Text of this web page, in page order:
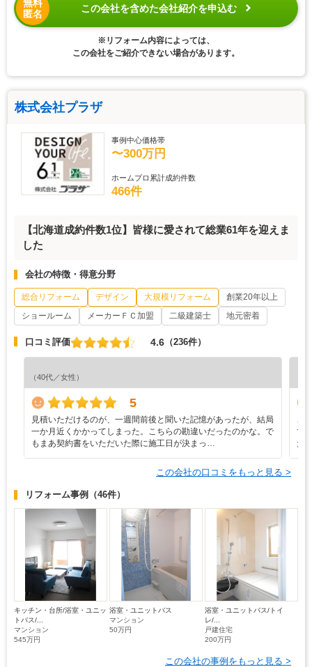
無料
匿名
この会社を含めた会社紹介を申込む
※リフォーム内容によっては、
この会社をご紹介できない場合があります。
株式会社プラザ
事例中心価格帯
〜300万円
ホームプロ累計成約件数
466件
【北海道成約件数1位】皆様に愛されて総業61年を迎えま
した
会社の特徴・得意分野
総合リフォーム デザイン 大規模リフォーム
創業20年以上
ショールーム
メーカーＦＣ加盟 二級建築士 地元密着
口コミ評価 4.6 （236件）
（40代／女性）
5
見積いただけるのが、一週間前後と聞いた記憶があったが、結局
一か月近くかかってしまった。こちらの勘違いだったのかな。で
もまあ契約書をいただいた際に施工日が決まっ…
て
た
この会社の口コミをもっと見る >
リフォーム事例 （46件）
キッチン・台所/浴室・ユニッ
トバス/...
マンション
545万円
浴室・ユニットバス
マンション
50万円
浴室・ユニットバス/トイ
レ/...
戸建住宅
200万円
この会社の事例をもっと見る >